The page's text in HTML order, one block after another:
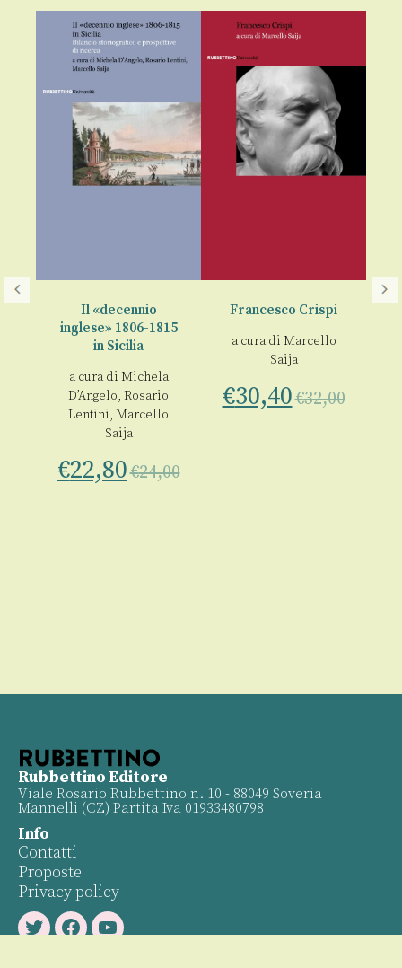
Il «decennio
inglese» 1806-1815
in Sicilia
a cura di Michela
D’Angelo, Rosario
Lentini, Marcello
Saija
€22,80€24,00
Francesco Crispi
a cura di Marcello
Saija
€30,40€32,00
Rubbettino Editore
Viale Rosario Rubbettino n. 10 - 88049 Soveria
Mannelli (CZ) Partita Iva 01933480798
Info
Contatti
Proposte
Privacy policy
TwitterFacebookYoutube